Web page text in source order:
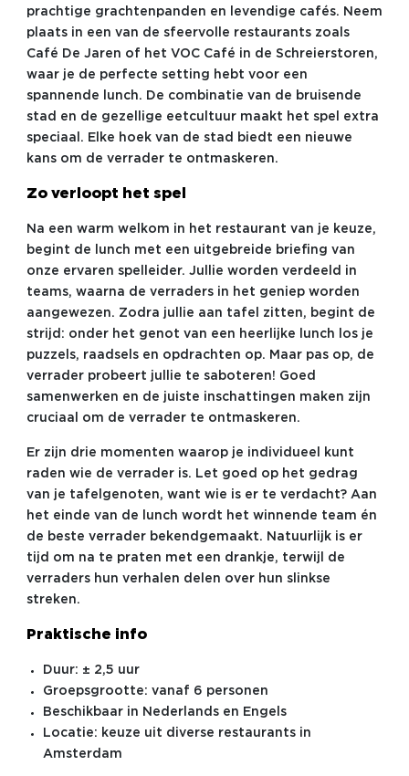
prachtige grachtenpanden en levendige cafés. Neem
plaats in een van de sfeervolle restaurants zoals
Café De Jaren of het VOC Café in de Schreierstoren,
waar je de perfecte setting hebt voor een
spannende lunch. De combinatie van de bruisende
stad en de gezellige eetcultuur maakt het spel extra
speciaal. Elke hoek van de stad biedt een nieuwe
kans om de verrader te ontmaskeren.
Zo verloopt het spel
Na een warm welkom in het restaurant van je keuze,
begint de lunch met een uitgebreide briefing van
onze ervaren spelleider. Jullie worden verdeeld in
teams, waarna de verraders in het geniep worden
aangewezen. Zodra jullie aan tafel zitten, begint de
strijd: onder het genot van een heerlijke lunch los je
puzzels, raadsels en opdrachten op. Maar pas op, de
verrader probeert jullie te saboteren! Goed
samenwerken en de juiste inschattingen maken zijn
cruciaal om de verrader te ontmaskeren.
Er zijn drie momenten waarop je individueel kunt
raden wie de verrader is. Let goed op het gedrag
van je tafelgenoten, want wie is er te verdacht? Aan
het einde van de lunch wordt het winnende team én
de beste verrader bekendgemaakt. Natuurlijk is er
tijd om na te praten met een drankje, terwijl de
verraders hun verhalen delen over hun slinkse
streken.
Praktische info
Duur: ± 2,5 uur
Groepsgrootte: vanaf 6 personen
Beschikbaar in Nederlands en Engels
Locatie: keuze uit diverse restaurants in
Amsterdam